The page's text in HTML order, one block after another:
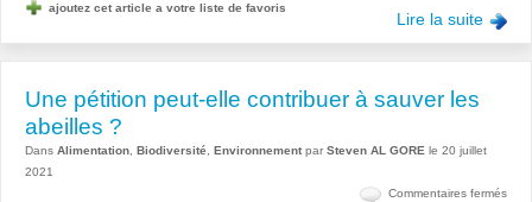
Lire la suite
ajoutez cet article a votre liste de favoris
Une pétition peut-elle contribuer à sauver les
abeilles ?
Dans Alimentation Biodiversité Environnement par Steven AL GORE le 20 juillet
2021
Commentaires ferméssur